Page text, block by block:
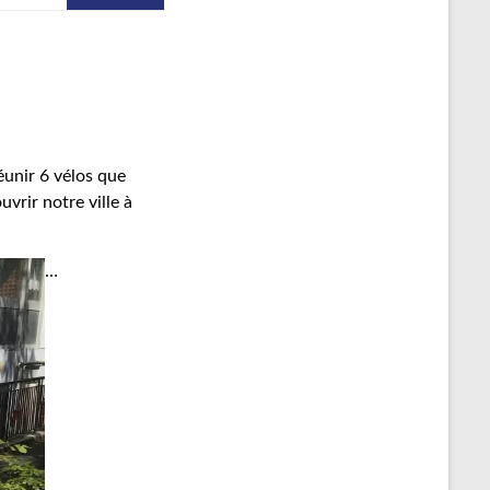
6 vélos que
notre ville à
…